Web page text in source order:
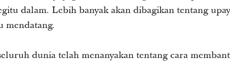
dalam. Lebih banyak akan dibagikan tentang
mendatang.
dunia telah menanyakan tentang cara